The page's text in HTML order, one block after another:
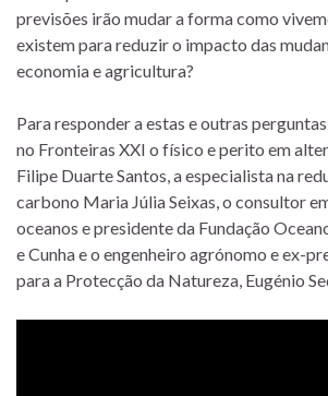
previsões irão mudar a forma como
existem para reduzir o impacto das
economia e agricultura?
Para responder a estas e outras
no Fronteiras XXI o físico e perito em
Filipe Duarte Santos, a especialista na
carbono Maria Júlia Seixas, o consultor
oceanos e presidente da Fundação
e Cunha e o engenheiro agrónomo e ex-
para a Protecção da Natureza, Eugénio